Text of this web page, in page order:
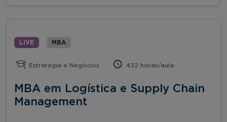
LIVE MBA
Estratégia e Negócios 432 horas/aula
MBA em Logística e Supply Chain
Management